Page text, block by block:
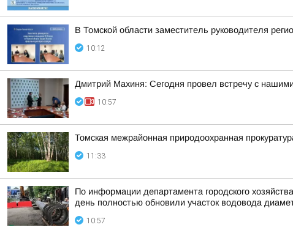
В Томской области заместитель руководителя
10:12
Дмитрий Махиня: Сегодня провел встречу с
10:57
Томская межрайонная природоохранная
11:33
По информации департамента городского
день полностью обновили участок водовода
10:57